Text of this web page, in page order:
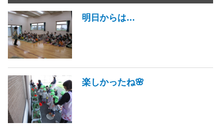
明日からは…
楽しかったね🌸